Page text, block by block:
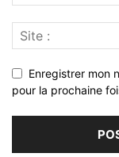
Enregistrer mon
pour la prochaine